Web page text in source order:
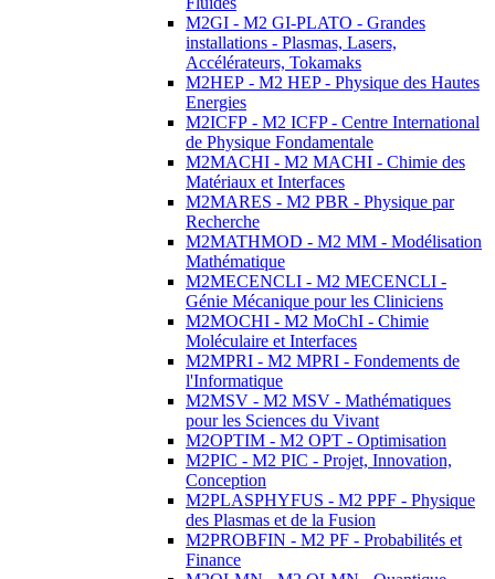
M2GI - M2 GI-PLATO - Grandes
installations - Plasmas, Lasers,
Accélérateurs, Tokamaks
M2HEP - M2 HEP - Physique des Hautes
Energies
M2ICFP - M2 ICFP - Centre International
de Physique Fondamentale
M2MACHI - M2 MACHI - Chimie des
Matériaux et Interfaces
M2MARES - M2 PBR - Physique par
Recherche
M2MATHMOD - M2 MM - Modélisation
Mathématique
M2MECENCLI - M2 MECENCLI -
Génie Mécanique pour les Cliniciens
M2MOCHI - M2 MoChI - Chimie
Moléculaire et Interfaces
M2MPRI - M2 MPRI - Fondements de
l'Informatique
M2MSV - M2 MSV - Mathématiques
pour les Sciences du Vivant
M2OPTIM - M2 OPT - Optimisation
M2PIC - M2 PIC - Projet, Innovation,
Conception
M2PLASPHYFUS - M2 PPF - Physique
des Plasmas et de la Fusion
M2PROBFIN - M2 PF - Probabilités et
Finance